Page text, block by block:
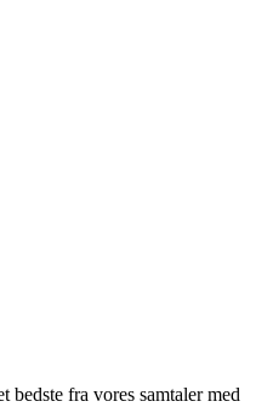
bedste fra vores samtaler med